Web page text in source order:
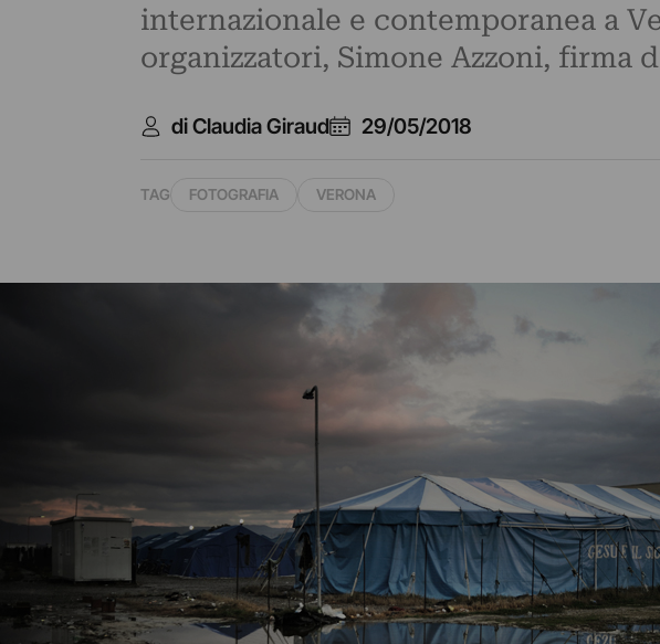
internazionale e contemporanea a
organizzatori, Simone Azzoni, firma
di Claudia Giraud 29/05/2018
TAG FOTOGRAFIA VERONA